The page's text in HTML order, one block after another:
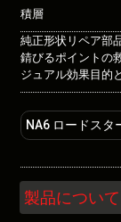
積層
純正形状リペア部
錆びるポイントの
ジュアル効果目的
NA6 ロードスタ
製品について